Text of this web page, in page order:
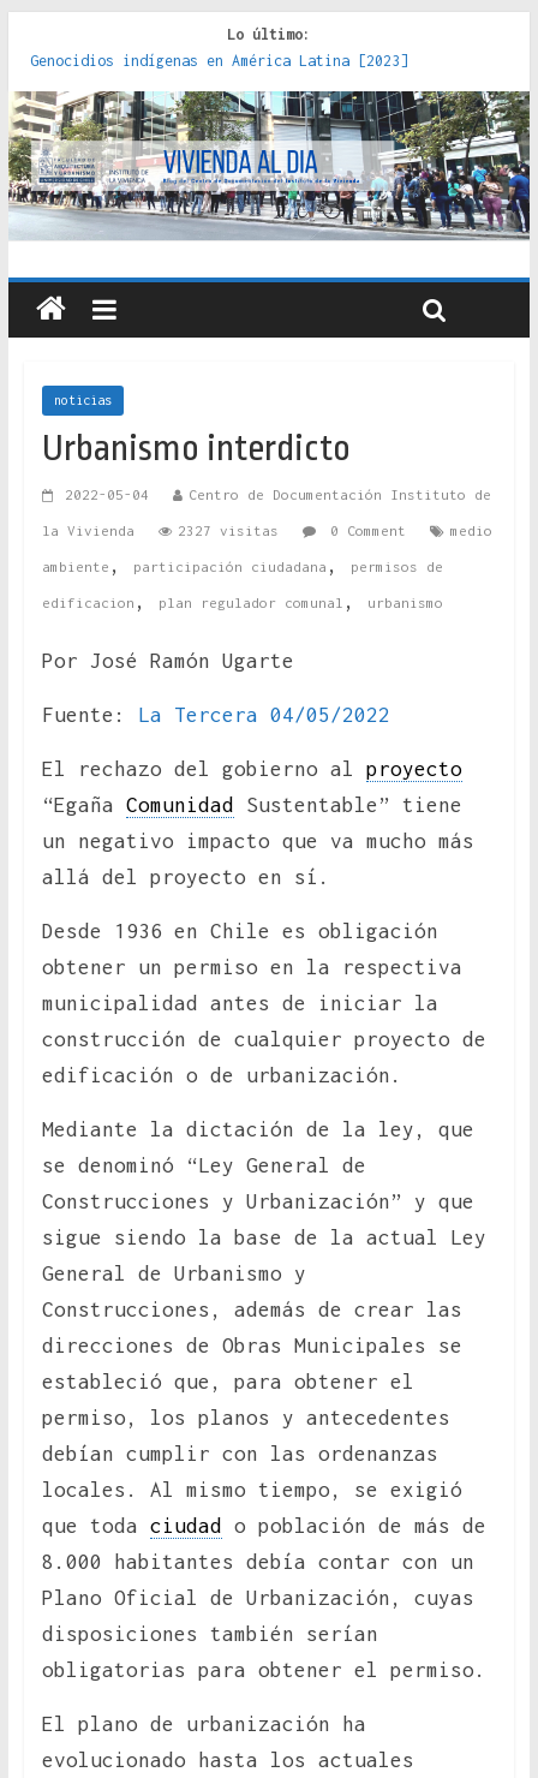
Lo último:
Genocidios indígenas en América Latina [2023]
Estudios sobre la espacialización de los Estados :
políticas, prácticas y representaciones [2022]
Donde el pedernal choca con el acero : hacia una teoría
crítica de las fronteras latinoamericanas [2020]
Criterios técnicos para una vivienda adecuada [2019]
Red de consultorios de la Caja del Seguro Obrero en
Santiago : un patrimonio emblemático [2014]
noticias
Urbanismo interdicto
2022-05-04 Centro de Documentación Instituto de
la Vivienda 2327 visitas 0 Comment medio
ambiente , participación ciudadana , permisos de
edificacion , plan regulador comunal , urbanismo
Por José Ramón Ugarte
Fuente: La Tercera 04/05/2022
El rechazo del gobierno al proyecto
“Egaña Comunidad
Sustentable” tiene
un negativo impacto que va mucho más
allá del proyecto en sí.
Desde 1936 en Chile es obligación
obtener un permiso en la respectiva
municipalidad antes de iniciar la
construcción de cualquier proyecto de
edificación o de urbanización.
Mediante la dictación de la ley, que
se denominó “Ley General de
Construcciones y Urbanización” y que
sigue siendo la base de la actual Ley
General de Urbanismo y
Construcciones, además de crear las
direcciones de Obras Municipales se
estableció que, para obtener el
permiso, los planos y antecedentes
debían cumplir con las ordenanzas
locales. Al mismo tiempo, se exigió
que toda ciudad
o población de más de
8.000 habitantes debía contar con un
Plano Oficial de Urbanización, cuyas
disposiciones también serían
obligatorias para obtener el permiso.
El plano de urbanización ha
evolucionado hasta los actuales